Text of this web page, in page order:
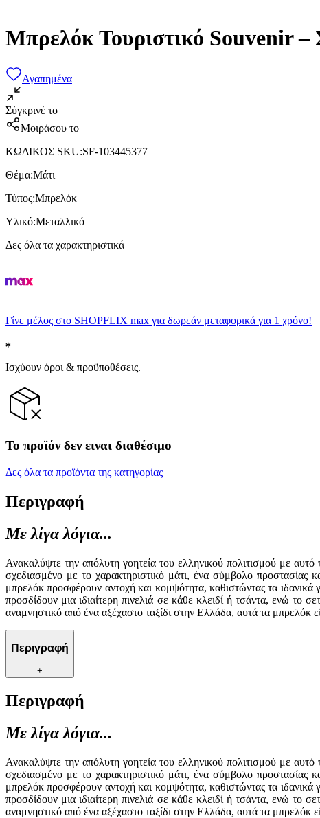
Μπρελόκ Τουριστικό Souvenir –
Αγαπημένα
Σύγκρινέ το
Μοιράσου το
ΚΩΔΙΚΟΣ SKU:SF-103445377
Θέμα:Μάτι
Τύπος:Μπρελόκ
Υλικό:Μεταλλικό
Δες όλα τα χαρακτηριστικά
Γίνε μέλος στο SHOPFLIX max για δωρεάν μεταφορικά για 1 χρόνο!
Ισχύουν όροι & προϋποθέσεις.
Το προϊόν δεν ειναι διαθέσιμο
Δες όλα τα προϊόντα της κατηγορίας
Περιγραφή
Με λίγα λόγια...
Ανακαλύψτε την απόλυτη γοητεία του ελληνικού πολιτισμού με
σχεδιασμένο με το χαρακτηριστικό μάτι, ένα σύμβολο προστασίας
μπρελόκ προσφέρουν αντοχή και κομψότητα, καθιστώντας τα
προσδίδουν μια ιδιαίτερη πινελιά σε κάθε κλειδί ή τσάντα, ενώ το
αναμνηστικό από ένα αξέχαστο ταξίδι στην Ελλάδα, αυτά τα μπρελόκ
Περιγραφή
+
Περιγραφή
Με λίγα λόγια...
Ανακαλύψτε την απόλυτη γοητεία του ελληνικού πολιτισμού με
σχεδιασμένο με το χαρακτηριστικό μάτι, ένα σύμβολο προστασίας
μπρελόκ προσφέρουν αντοχή και κομψότητα, καθιστώντας τα
προσδίδουν μια ιδιαίτερη πινελιά σε κάθε κλειδί ή τσάντα, ενώ το
αναμνηστικό από ένα αξέχαστο ταξίδι στην Ελλάδα, αυτά τα μπρελόκ